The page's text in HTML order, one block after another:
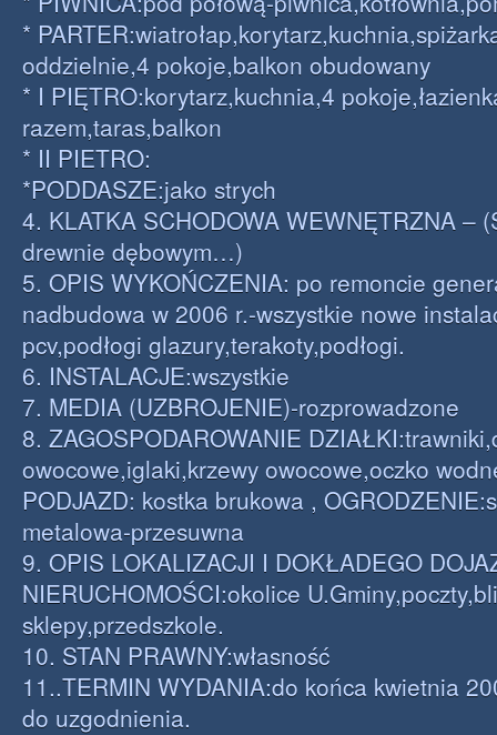
*
oddzielnie,4 pokoje,balkon obudowany
* I PIĘTRO:korytarz,kuchnia,4
razem,taras,balkon
* II PIETRO:
*PODDASZE:jako strych
4. KLATKA SCHODOWA WEWNĘTRZNA –
drewnie dębowym…)
5. OPIS WYKOŃCZENIA: po remoncie
nadbudowa w 2006 r.-wszystkie nowe
pcv,podłogi glazury,terakoty,podłogi.
6. INSTALACJE:wszystkie
7. MEDIA (UZBROJENIE)-rozprowadzone
8. ZAGOSPODAROWANIE
owocowe,iglaki,krzewy owocowe,oczko
PODJAZD: kostka brukowa ,
metalowa-przesuwna
9. OPIS LOKALIZACJI I DOKŁADEGO
NIERUCHOMOŚCI:okolice
sklepy,przedszkole.
10. STAN PRAWNY:własność
11..TERMIN WYDANIA:do końca kwietnia
do uzgodnienia.